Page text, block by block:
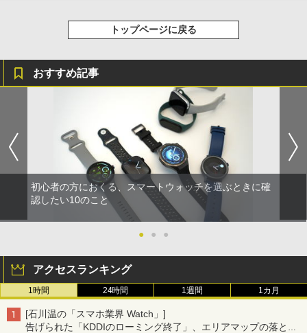
トップページに戻る
おすすめ記事
初心者の方におくる、スマートウォッチを選ぶときに確
認したい10のこと
● ● ●
アクセスランキング
1時間 24時間 1週間 1カ月
[石川温の「スマホ業界 Watch」]
告げられた「KDDIのローミング終了」、エリアマップの落とし